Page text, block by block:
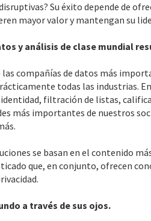
Su éxito depende de
mayor valor y mantengan su
y análisis de clase mundial
las compañías de datos más
todas las industrias.
filtración de listas,
más importantes de nuestros
se basan en el contenido
que, en conjunto, ofrecen
a través de sus ojos.